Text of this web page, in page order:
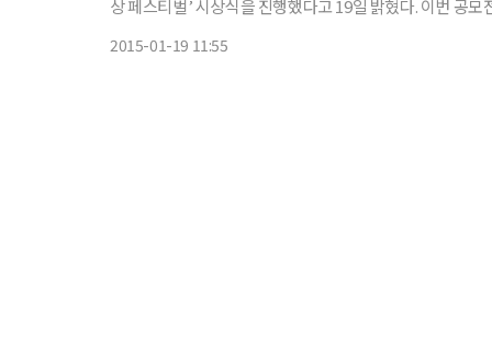
상 페스티벌’ 시상식을 진행했다고 19일 밝혔다. 이번 공모전은 전국 고등학생들을 대상으로 단편영화, 다큐멘터리, 광고, UCC, 뮤
2015-01-19 11:55